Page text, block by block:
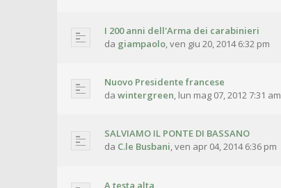
I 200 anni dell'Arma dei carabinieri
da giampaolo,ven giu 20, 2014 6:32 pm
Nuovo Presidente francese
da wintergreen, lun mag 07, 2012 7:31 am
SALVIAMO IL PONTE DI BASSANO
da C.le Busbani,ven apr 04, 2014 6:36 pm
A testa alta